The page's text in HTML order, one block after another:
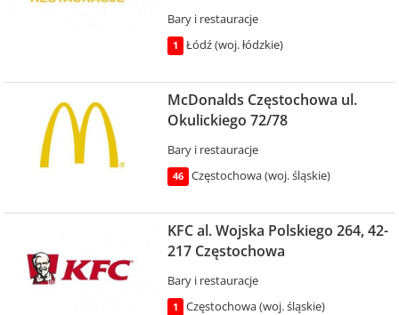
Bary i restauracje
1 Łódź (woj. łódzkie)
McDonalds Częstochowa ul.
Okulickiego 72/78
Bary i restauracje
46 Częstochowa (woj. śląskie)
KFC al. Wojska Polskiego 264, 42-
217 Częstochowa
Bary i restauracje
1 Częstochowa (woj. śląskie)